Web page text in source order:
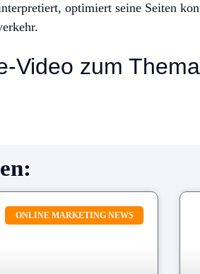
optimiert seine Seiten
Video zum
ONLINE MARKETING NEWS